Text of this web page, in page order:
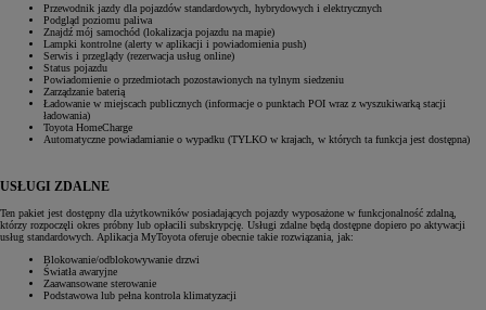
Przewodnik jazdy dla pojazdów standardowych, hybrydowych i elektrycznych
Podgląd poziomu paliwa
Znajdź mój samochód (lokalizacja pojazdu na mapie)
Lampki kontrolne (alerty w aplikacji i powiadomienia push)
Serwis i przeglądy (rezerwacja usług online)
Status pojazdu
Powiadomienie o przedmiotach pozostawionych na tylnym siedzeniu
Zarządzanie baterią
Ładowanie w miejscach publicznych (informacje o punktach POI wraz z wyszukiwarką stacji
ładowania)
Toyota HomeCharge
Automatyczne powiadamianie o wypadku (TYLKO w krajach, w których ta funkcja jest dostępna)
USŁUGI ZDALNE
Ten pakiet jest dostępny dla użytkowników posiadających pojazdy wyposażone w funkcjonalność zdalną,
którzy rozpoczęli okres próbny lub opłacili subskrypcję. Usługi zdalne będą dostępne dopiero po aktywacji
usług standardowych. Aplikacja MyToyota oferuje obecnie takie rozwiązania, jak:
Blokowanie/odblokowywanie drzwi
Światła awaryjne
Zaawansowane sterowanie
Podstawowa lub pełna kontrola klimatyzacji